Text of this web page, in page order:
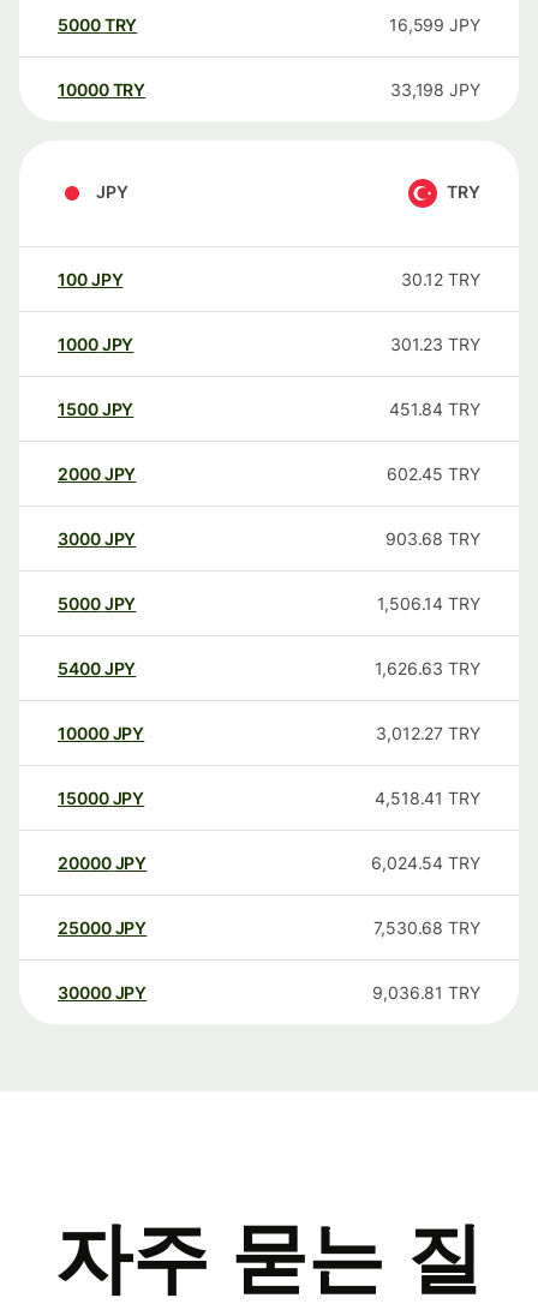
5000TRY 16,599 JPY
10000 TRY 33,198 JPY
JPY TRY
100JPY 30.12 TRY
1000JPY 301.23 TRY
1500JPY 451.84 TRY
2000JPY 602.45 TRY
3000JPY 903.68 TRY
5000JPY 1,506.14 TRY
5400JPY 1,626.63 TRY
10000 JPY 3,012.27 TRY
15000 JPY 4,518.41 TRY
20000 JPY 6,024.54 TRY
25000 JPY 7,530.68 TRY
30000 JPY 9,036.81 TRY
자주 묻는 질